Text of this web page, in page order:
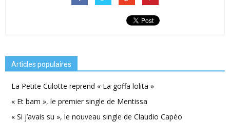
Articles populaires
La Petite Culotte reprend « La goffa lolita »
« Et bam », le premier single de Mentissa
« Si j’avais su », le nouveau single de Claudio Capéo